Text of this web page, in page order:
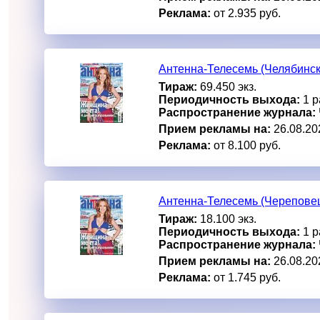
Реклама: от 2.935 руб.
Антенна-Телесемь
Тираж: 69.450 экз.
Периодичность выхода: 1
Распространение журнала:
Прием рекламы на:
Реклама: от 8.100 руб.
Антенна-Телесемь
Тираж: 18.100 экз.
Периодичность выхода: 1
Распространение журнала:
Прием рекламы на:
Реклама: от 1.745 руб.